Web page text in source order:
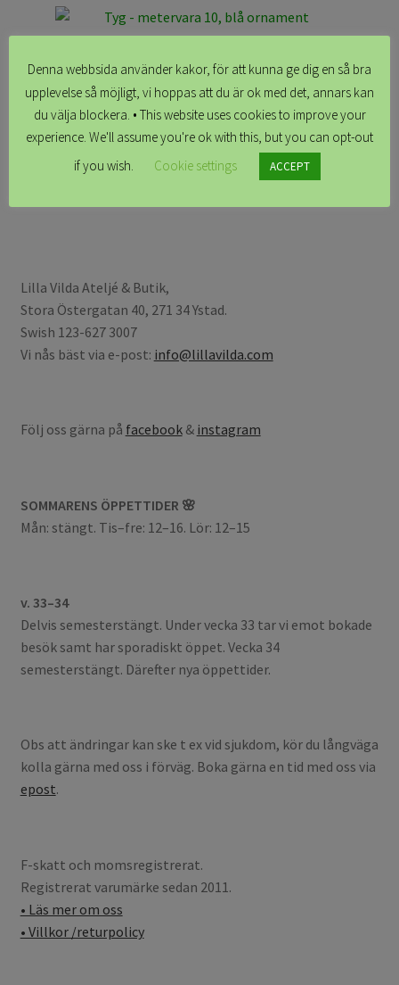
Tyg – metervara 10, blå ornament
kr195.00
Lägg till i varukorg
Lilla Vilda Ateljé & Butik,
Stora Östergatan 40, 271 34 Ystad.
Swish 123-627 3007
Vi nås bäst via e-post: info@lillavilda.com
Följ oss gärna på facebook& instagram
SOMMARENS ÖPPETTIDER 🌸
Mån: stängt. Tis–fre: 12–16. Lör: 12–15
v. 33–34
Delvis semesterstängt. Under vecka 33 tar vi emot bokade
besök samt har sporadiskt öppet. Vecka 34
semesterstängt. Därefter nya öppettider.
Obs att ändringar kan ske t ex vid sjukdom, kör du långväga
kolla gärna med oss i förväg. Boka gärna en tid med oss via
epost.
F-skatt och momsregistrerat.
Registrerat varumärke sedan 2011.
• Läs mer om oss
• Villkor /returpolicy
Denna webbsida använder kakor, för att kunna ge dig en så bra
upplevelse så möjligt, vi hoppas att du är ok med det, annars kan
du välja blockera. • This website uses cookies to improve your
experience. We'll assume you're ok with this, but you can opt-out
if you wish.
Cookie settings ACCEPT